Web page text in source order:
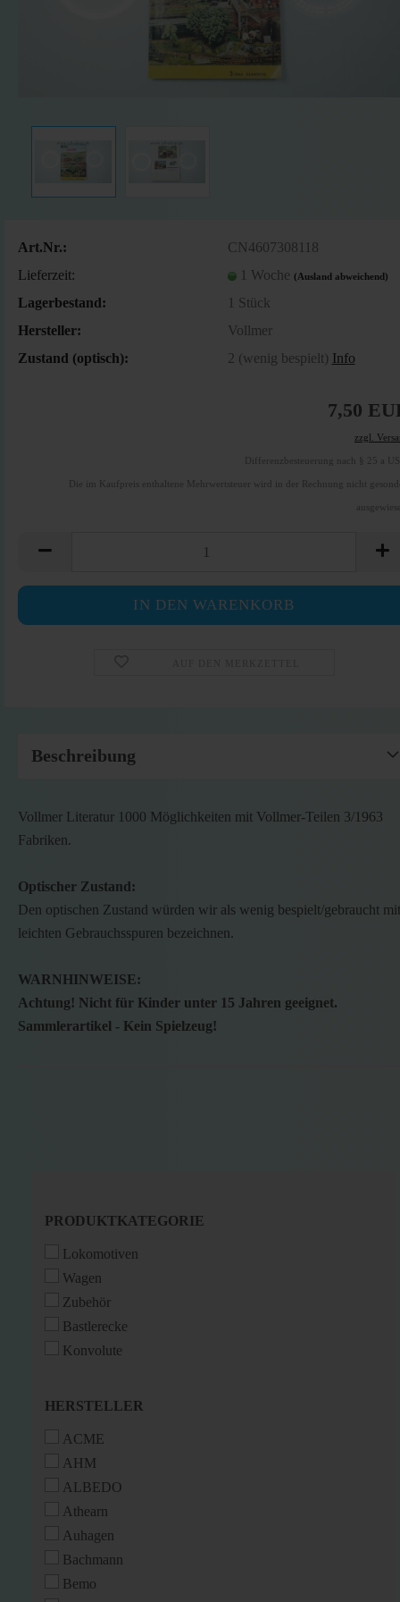
Art.Nr.:
CN4607308118
Lieferzeit:
1 Woche (Ausland abweichend)
Lagerbestand: 1 Stück
Hersteller:
Vollmer
Zustand (optisch):
2 (wenig bespielt) Info
7,50
zzgl.
Differenzbesteuerung nach § 25 a
Die im Kaufpreis enthaltene Mehrwertsteuer wird in der Rechnung nicht
Beschreibung
Vollmer Literatur 1000 Möglichkeiten mit Vollmer-Teilen 3/1963
Fabriken.
Optischer Zustand:
Den optischen Zustand würden wir als wenig bespielt/gebraucht mit
leichten Gebrauchsspuren bezeichnen.
WARNHINWEISE:
Achtung! Nicht für Kinder unter 15 Jahren geeignet.
Sammlerartikel - Kein Spielzeug!
PRODUKTKATEGORIE
PRODUKTKATEGORIE
Lokomotiven
Wagen
Zubehör
Bastlerecke
Konvolute
HERSTELLER
HERSTELLER
ACME
AHM
ALBEDO
Athearn
Auhagen
Bachmann
Bemo